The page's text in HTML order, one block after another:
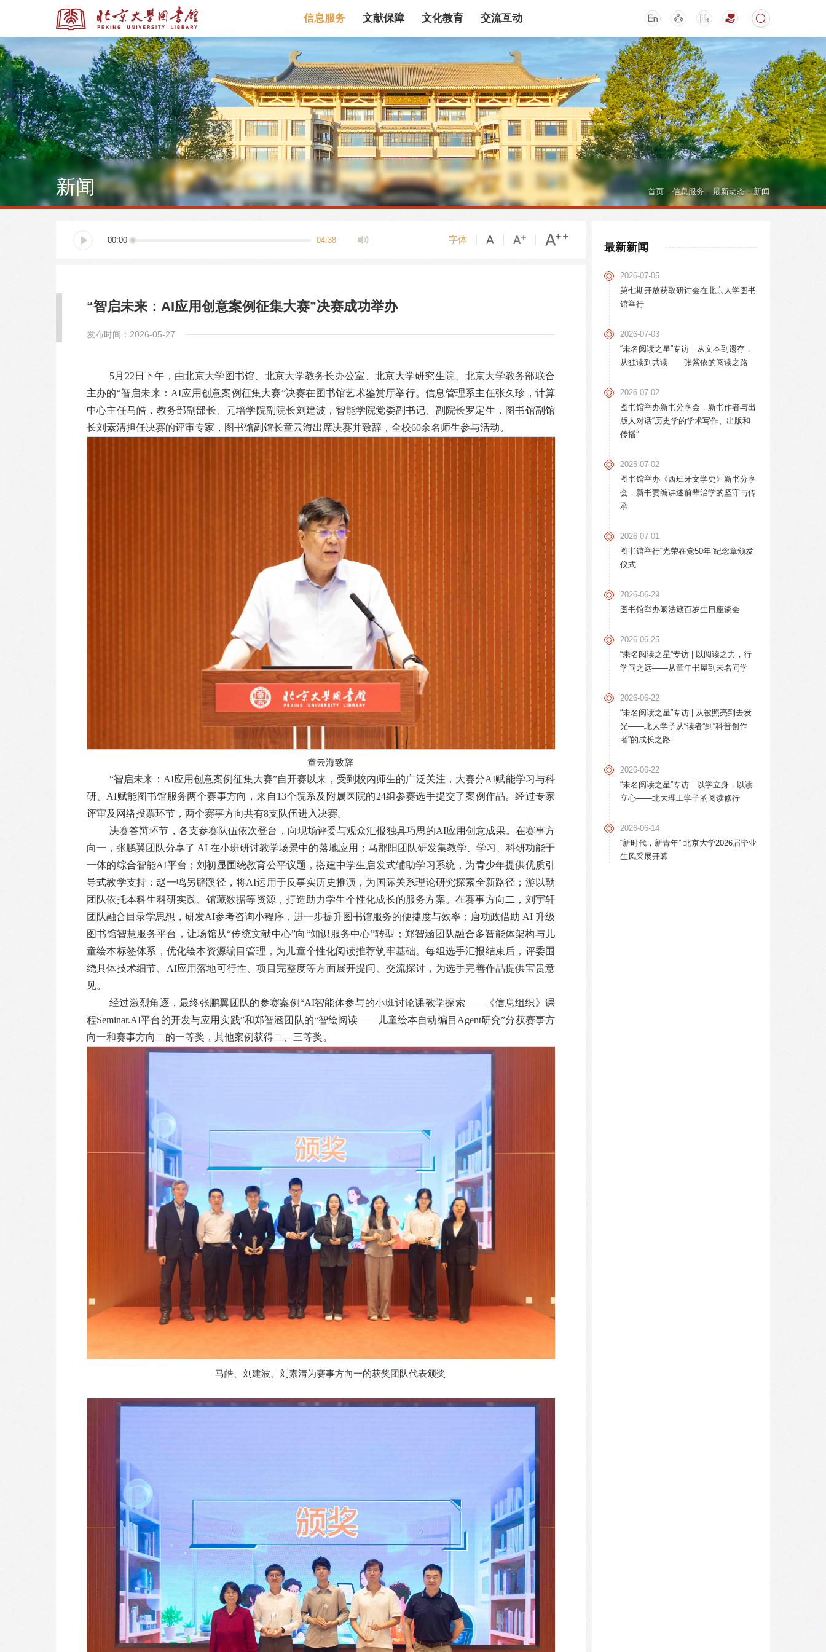
全部资源
全部资源 馆藏目录 论文、书、报告 数据库 电子图书和电子期刊
多媒体资源 机构知识库 馆际互借 新书通报 专利数据 活动讲座
信息服务 文献保障 文化教育 交流互动
首页 - 信息服务 - 最新动态 - 新闻
新闻
最新新闻
2026-07-05
第七期开放获取研讨会在北京大学图书
馆举行
2026-07-03
“未名阅读之星”专访｜从文本到遗存，
从独读到共读——张紫依的阅读之路
2026-07-02
图书馆举办新书分享会，新书作者与出
版人对话“历史学的学术写作、出版和
传播”
2026-07-02
图书馆举办《西班牙文学史》新书分享
会，新书责编讲述前辈治学的坚守与传
承
2026-07-01
图书馆举行“光荣在党50年”纪念章颁发
仪式
2026-06-29
图书馆举办阚法箴百岁生日座谈会
2026-06-25
“未名阅读之星”专访 | 以阅读之力，行
学问之远——从童年书屋到未名问学
2026-06-22
“未名阅读之星”专访 | 从被照亮到去发
光——北大学子从“读者”到“科普创作
者”的成长之路
2026-06-22
“未名阅读之星”专访｜以学立身，以读
立心——北大理工学子的阅读修行
2026-06-14
“新时代，新青年” 北京大学2026届毕业
生风采展开幕
00:00 04:38 字体
“智启未来：AI应用创意案例征集大赛”决赛成功举办
发布时间：2026-05-27
5月22日下午，由北京大学图书馆、北京大学教务长办公室、北京大学研究生院、北京大学教务部联合
主办的“智启未来：AI应用创意案例征集大赛”决赛在图书馆艺术鉴赏厅举行。信息管理系主任张久珍，计算
中心主任马皓，教务部副部长、元培学院副院长刘建波，智能学院党委副书记、副院长罗定生，图书馆副馆
长刘素清担任决赛的评审专家，图书馆副馆长童云海出席决赛并致辞，全校60余名师生参与活动。
童云海致辞
“智启未来：AI应用创意案例征集大赛”自开赛以来，受到校内师生的广泛关注，大赛分AI赋能学习与科
研、AI赋能图书馆服务两个赛事方向，来自13个院系及附属医院的24组参赛选手提交了案例作品。经过专家
评审及网络投票环节，两个赛事方向共有8支队伍进入决赛。
决赛答辩环节，各支参赛队伍依次登台，向现场评委与观众汇报独具巧思的AI应用创意成果。在赛事方
向一，张鹏翼团队分享了 AI 在小班研讨教学场景中的落地应用；马郡阳团队研发集教学、学习、科研功能于
一体的综合智能AI平台；刘初显围绕教育公平议题，搭建中学生启发式辅助学习系统，为青少年提供优质引
导式教学支持；赵一鸣另辟蹊径，将AI运用于反事实历史推演，为国际关系理论研究探索全新路径；游以勒
团队依托本科生科研实践、馆藏数据等资源，打造助力学生个性化成长的服务方案。在赛事方向二，刘宇轩
团队融合目录学思想，研发AI参考咨询小程序，进一步提升图书馆服务的便捷度与效率；唐功政借助 AI 升级
图书馆智慧服务平台，让场馆从“传统文献中心”向“知识服务中心”转型；郑智涵团队融合多智能体架构与儿
童绘本标签体系，优化绘本资源编目管理，为儿童个性化阅读推荐筑牢基础。每组选手汇报结束后，评委围
绕具体技术细节、AI应用落地可行性、项目完整度等方面展开提问、交流探讨，为选手完善作品提供宝贵意
见。
经过激烈角逐，最终张鹏翼团队的参赛案例“AI智能体参与的小班讨论课教学探索——《信息组织》课
程Seminar.AI平台的开发与应用实践”和郑智涵团队的“智绘阅读——儿童绘本自动编目Agent研究”分获赛事方
向一和赛事方向二的一等奖，其他案例获得二、三等奖。
马皓、刘建波、刘素清为赛事方向一的获奖团队代表颁奖